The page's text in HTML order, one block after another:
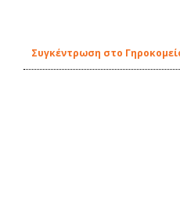
Συγκέντρωση στο